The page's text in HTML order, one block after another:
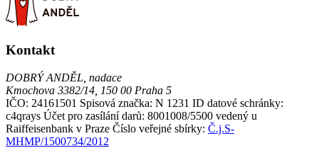
Kontakt
DOBRÝ ANDĚL, nadace
Kmochova 3382/14, 150 00 Praha 5
IČO: 24161501 Spisová značka: N 1231 ID datové schránky:
c4qrays Účet pro zasílání darů: 8001008/5500 vedený u
Raiffeisenbank v Praze Číslo veřejné sbírky: Č.j.S-
MHMP/1500734/2012